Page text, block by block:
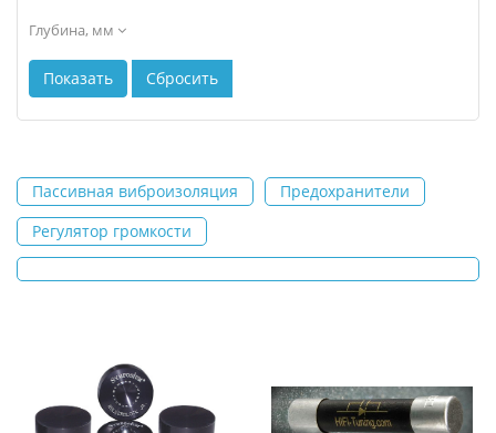
Глубина, мм
Пассивная виброизоляция
Предохранители
Регулятор громкости